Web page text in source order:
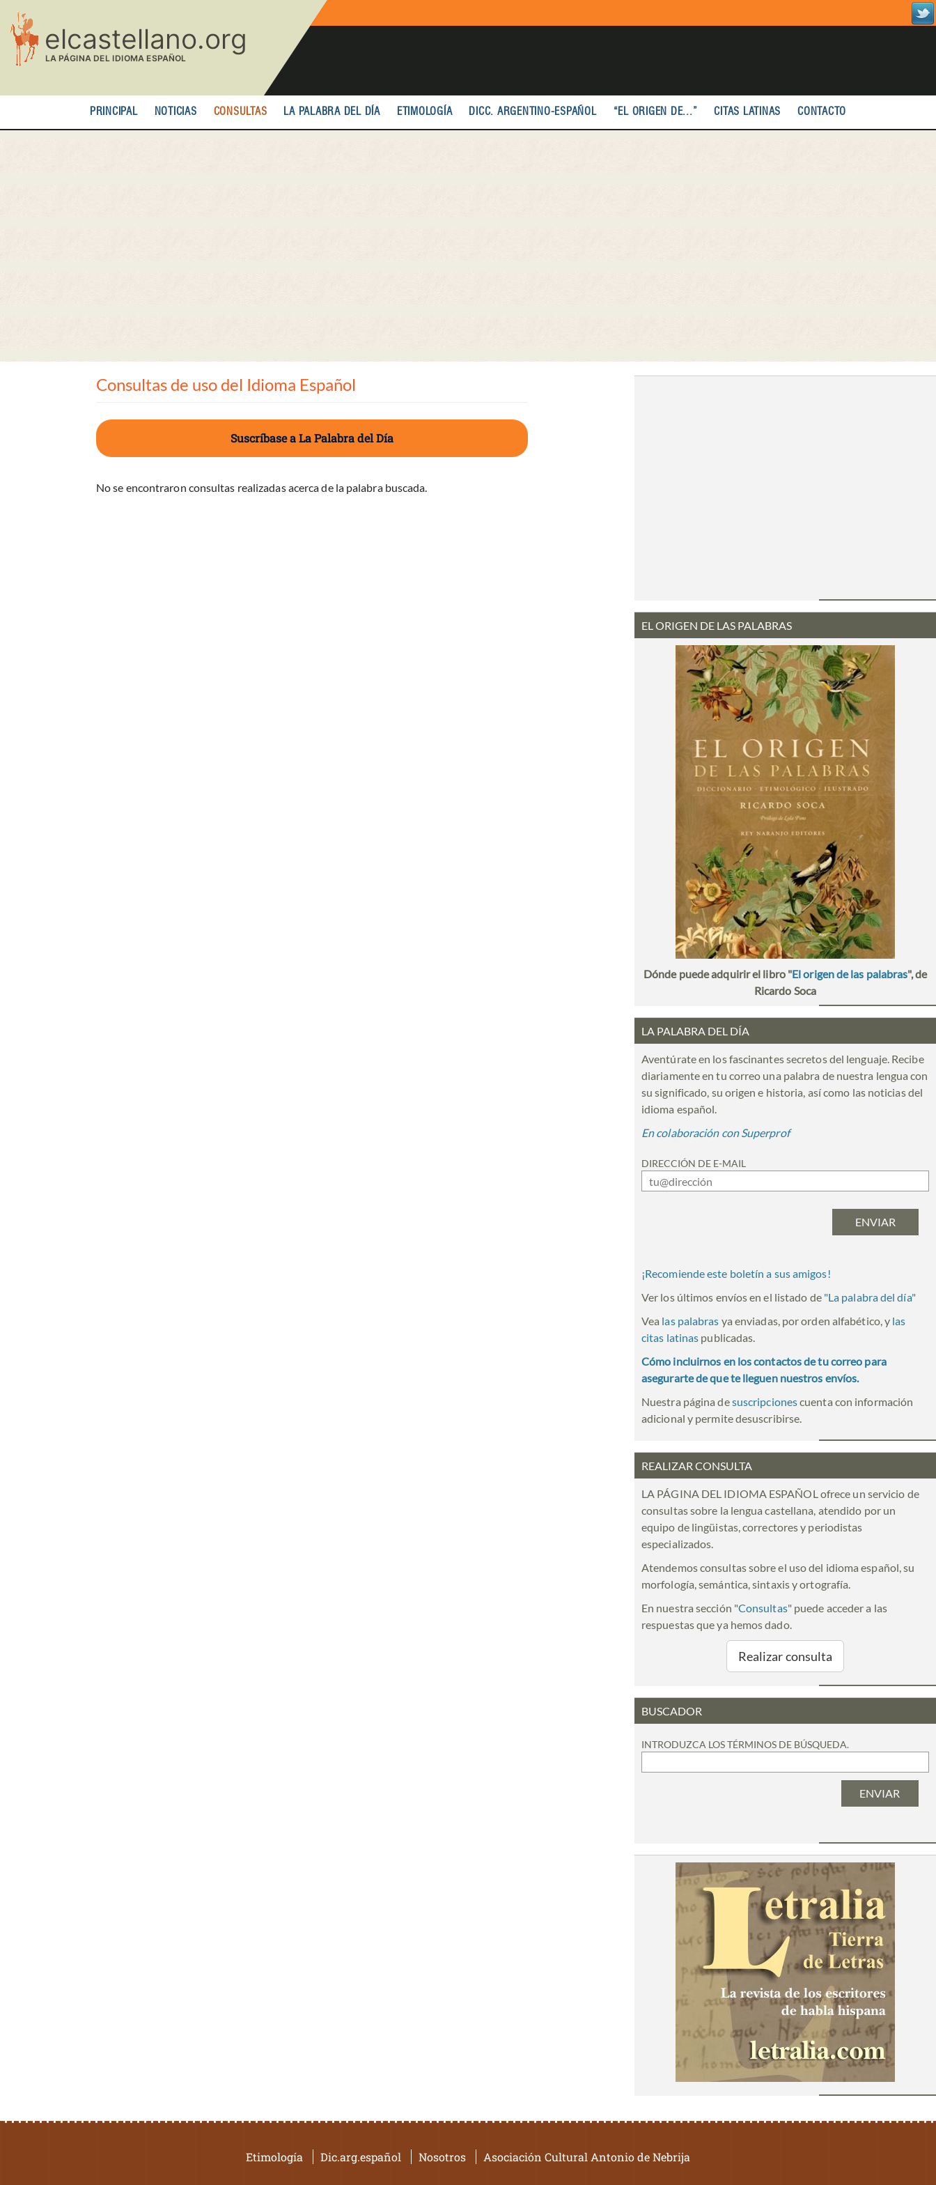
contenido
principal
PRINCIPAL NOTICIAS CONSULTAS LA PALABRA DEL DÍA ETIMOLOGÍA DICC. ARGENTINO-ESPAÑOL “EL ORIGEN DE...” CITAS LATINAS CONTACTO
Consultas de uso del Idioma Español
Suscríbase a La Palabra del Día
No se encontraron consultas realizadas acerca de la palabra buscada.
EL ORIGEN DE LAS PALABRAS
Dónde puede adquirir el libro "El origen de las palabras", de
Ricardo Soca
LA PALABRA DEL DÍA
Aventúrate en los fascinantes secretos del lenguaje. Recibe
diariamente en tu correo una palabra de nuestra lengua con
su significado, su origen e historia, así como las noticias del
idioma español.
En colaboración con Superprof
DIRECCIÓN DE E-MAIL
¡Recomiende este boletín a sus amigos!
Ver los últimos envíos en el listado de "La palabra del día"
Vea las palabras ya enviadas, por orden alfabético, y las
citas latinas publicadas.
Cómo incluirnos en los contactos de tu correo para
asegurarte de que te lleguen nuestros envíos.
Nuestra página desuscripcionescuenta con información
adicional y permite desuscribirse.
REALIZAR CONSULTA
LA PÁGINA DEL IDIOMA ESPAÑOL ofrece un servicio de
consultas sobre la lengua castellana, atendido por un
equipo de lingüistas, correctores y periodistas
especializados.
Atendemos consultas sobre el uso del idioma español, su
morfología, semántica, sintaxis y ortografía.
En nuestra sección "Consultas" puede acceder a las
respuestas que ya hemos dado.
Realizar consulta
BUSCADOR
INTRODUZCA LOS TÉRMINOS DE BÚSQUEDA.
Etimología Dic.arg.español Nosotros Asociación Cultural Antonio de Nebrija